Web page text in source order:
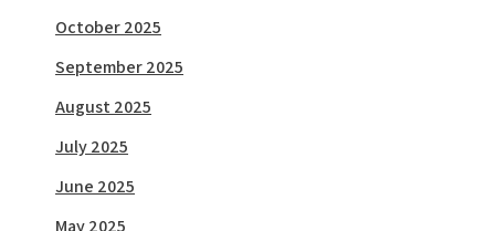
October 2025
September 2025
August 2025
July 2025
June 2025
May 2025